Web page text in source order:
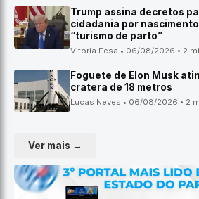
Trump assina decretos
cidadania por nascimento
“turismo de parto”
Vitoria Fesa • 06/08/2026 • 2
Foguete de Elon Musk
cratera de 18 metros
Lucas Neves • 06/08/2026 • 2
Ver mais →